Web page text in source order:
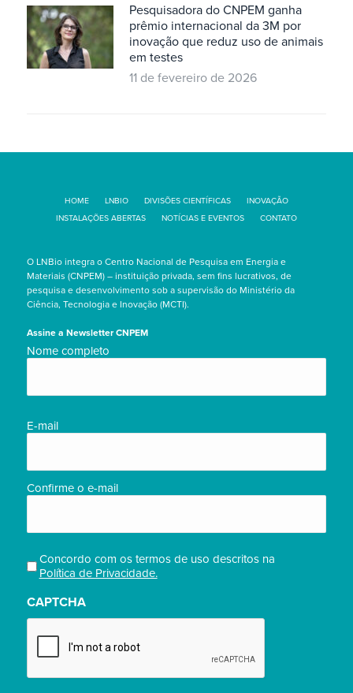
Pesquisadora do CNPEM ganha
prêmio internacional da 3M por
inovação que reduz uso de animais
em testes
11 de fevereiro de 2026
HOME LNBIO DIVISÕES CIENTÍFICAS
INOVAÇÃO
INSTALAÇÕES ABERTAS
NOTÍCIAS E EVENTOS CONTATO
O LNBio integra o Centro Nacional de Pesquisa em Energia e
Materiais (CNPEM) – instituição privada, sem fins lucrativos, de
pesquisa e desenvolvimento sob a supervisão do Ministério da
Ciência, Tecnologia e Inovação (MCTI).
Assine a Newsletter CNPEM
Nome
Nome completo
E-
E-mail
Confirme o e-mail
Privacidade
(obrigatório)
Concordo com os termos de uso descritos na
Política de Privacidade.
CAPTCHA